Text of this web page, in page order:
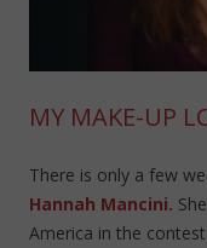
MY MAKE-UP
There is only a few
Hannah Mancini.
America in the